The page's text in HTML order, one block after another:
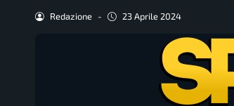
Redazione - 23 Aprile 2024